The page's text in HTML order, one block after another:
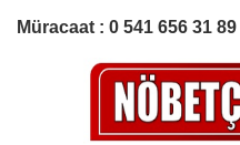
Müracaat : 0 541 656 31 89